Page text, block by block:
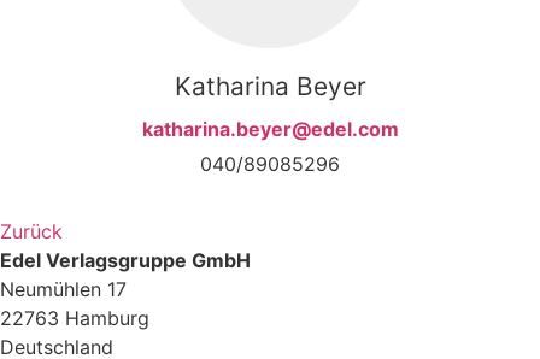
Katharina Beyer
katharina.beyer@edel.com
040/89085296
Zurück
Edel Verlagsgruppe GmbH
Neumühlen 17
22763 Hamburg
Deutschland